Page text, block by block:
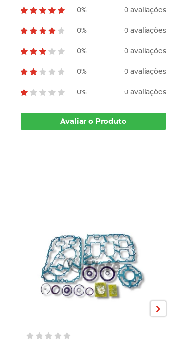
0% 0 avaliações
0% 0 avaliações
0% 0 avaliações
0% 0 avaliações
0% 0 avaliações
Avaliar o Produto